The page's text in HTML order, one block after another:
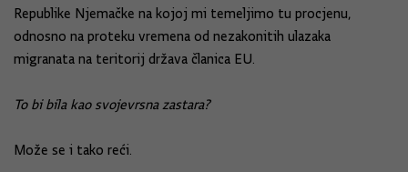
Republike Njemačke na kojoj mi temeljimo tu procjenu,
odnosno na proteku vremena od nezakonitih ulazaka
migranata na teritorij država članica EU.
To bi bila kao svojevrsna zastara?
Može se i tako reći.